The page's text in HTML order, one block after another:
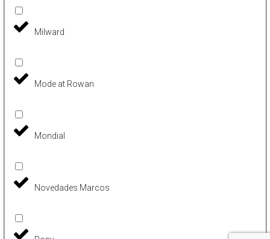
Milward
Mode at Rowan
Mondial
Novedades Marcos